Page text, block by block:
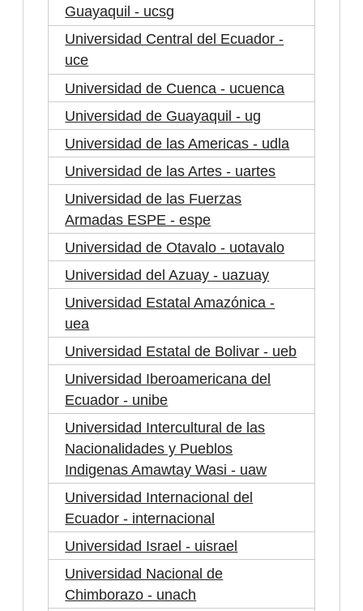
Guayaquil - ucsg
Universidad Central del Ecuador -
uce
Universidad de Cuenca - ucuenca
Universidad de Guayaquil - ug
Universidad de las Americas - udla
Universidad de las Artes - uartes
Universidad de las Fuerzas
Armadas ESPE - espe
Universidad de Otavalo - uotavalo
Universidad del Azuay - uazuay
Universidad Estatal Amazónica -
uea
Universidad Estatal de Bolivar - ueb
Universidad Iberoamericana del
Ecuador - unibe
Universidad Intercultural de las
Nacionalidades y Pueblos
Indigenas Amawtay Wasi - uaw
Universidad Internacional del
Ecuador - internacional
Universidad Israel - uisrael
Universidad Nacional de
Chimborazo - unach